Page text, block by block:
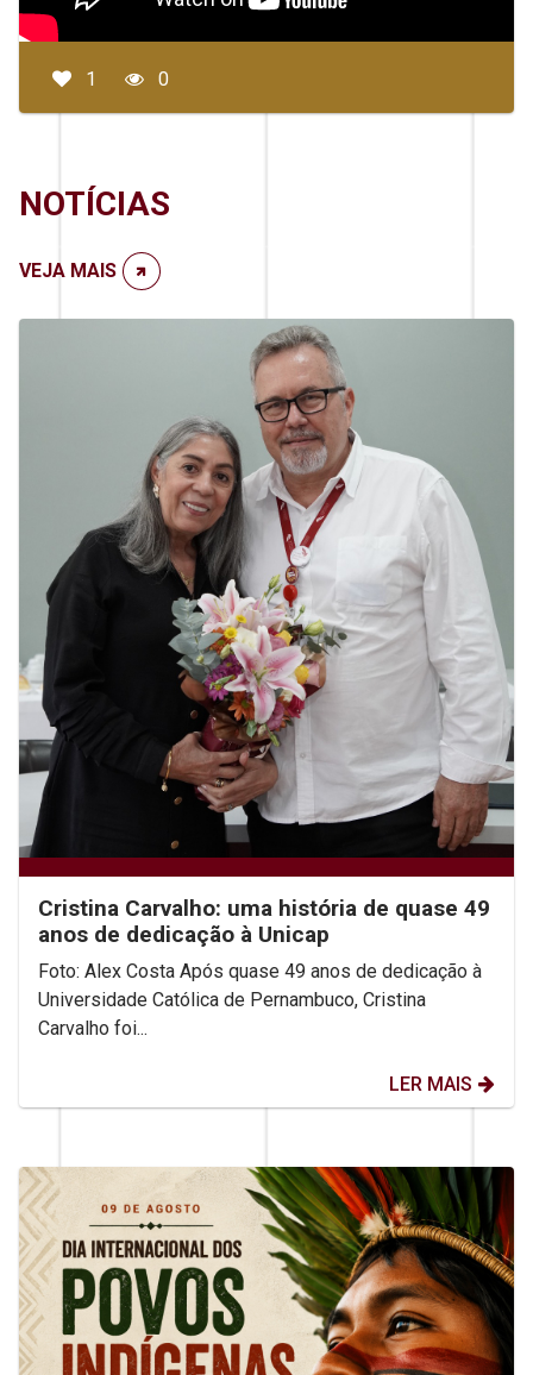
1 0
NOTÍCIAS
VEJA MAIS
Cristina Carvalho: uma história de quase 49
anos de dedicação à Unicap
Foto: Alex Costa Após quase 49 anos de dedicação à
Universidade Católica de Pernambuco, Cristina
Carvalho foi...
LER MAIS